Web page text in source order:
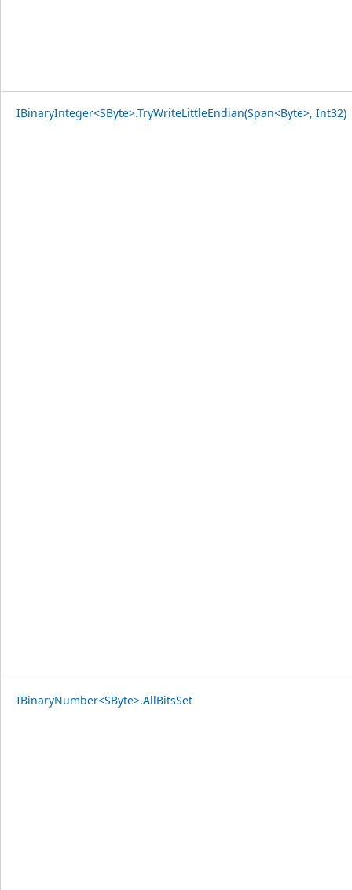
IBinaryInteger<SByte>.TryWriteLittleEndian(Span<Byte>, Int32)
IBinaryNumber<SByte>.AllBitsSet